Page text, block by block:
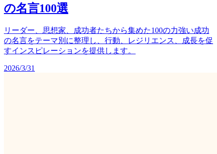
の名言100選
リーダー、思想家、成功者たちから集めた100の力強い成功
の名言をテーマ別に整理し、行動、レジリエンス、成長を促
すインスピレーションを提供します。
2026/3/31